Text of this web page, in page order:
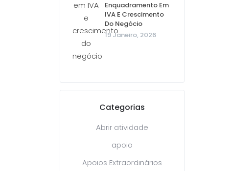
Enquadramento Em
IVA E Crescimento
Do Negócio
19 Janeiro, 2026
Categorias
Abrir atividade
apoio
Apoios Extraordinários